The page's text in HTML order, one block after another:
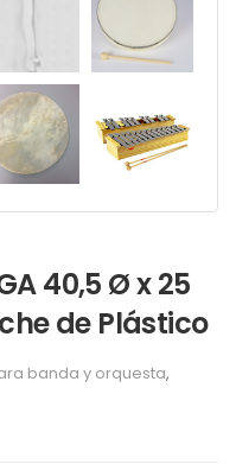
40,5 Ø x 25
de Plástico
banda y orquesta,